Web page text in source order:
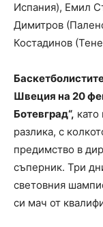
Испания), Емил
Димитров
Костадинов
Швеция на 20
Ботевград“,
разлика, с
предимство в
съперник. Три
световния
си мач от